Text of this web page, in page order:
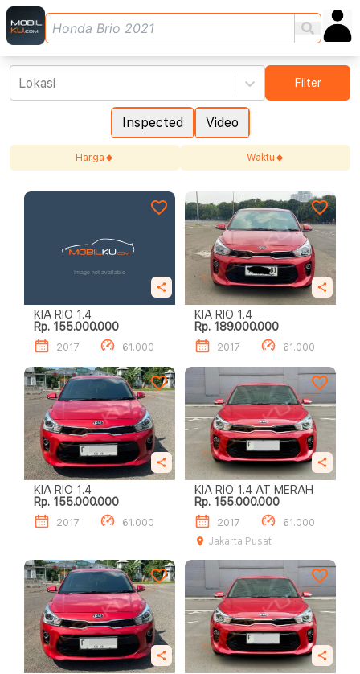
Inspected Video
Lokasi Filter
Harga Waktu
KIA RIO 1.4
Rp. 155.000.000
2017 61.000
KIA RIO 1.4
Rp. 189.000.000
2017 61.000
KIA RIO 1.4
Rp. 155.000.000
2017 61.000
KIA RIO 1.4 AT MERAH
Rp. 155.000.000
2017
61.000
Jakarta Pusat